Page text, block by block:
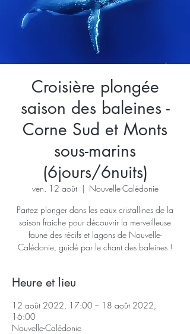
Croisière plongée
saison des baleines -
Corne Sud et Monts
sous-marins
(6jours/6nuits)
ven. 12 août
  |
Nouvelle-Calédonie
Partez plonger dans les eaux cristallines de la
saison fraiche pour découvrir la merveilleuse
faune des récifs et lagons de Nouvelle-
Heure et lieu
12 août 2022, 17:00 – 18 août 2022,
16:00
Nouvelle-Calédonie